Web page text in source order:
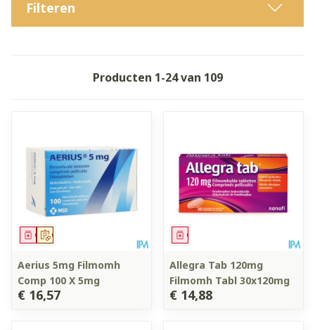
Filteren
Producten 1-24van 109
Op voorschrift
Geneesmiddel
Aerius 5mg Filmomh
Comp 100 X 5mg
€ 16,57
Geneesmiddel
Allegra Tab 120mg
Filmomh Tabl 30x120mg
€ 14,88